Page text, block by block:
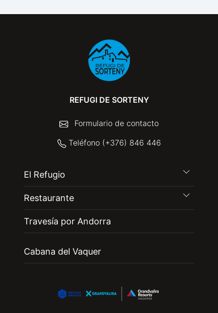
REFUGI DE SORTENY
Formulario de contacto
Teléfono (+376) 846 446
El Refugio
Restaurante
Travesía por Andorra
Cabana del Vaquer